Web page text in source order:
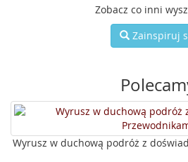
Zobacz co inni
Zainspiruj
Wyrusz w duchową podróż z